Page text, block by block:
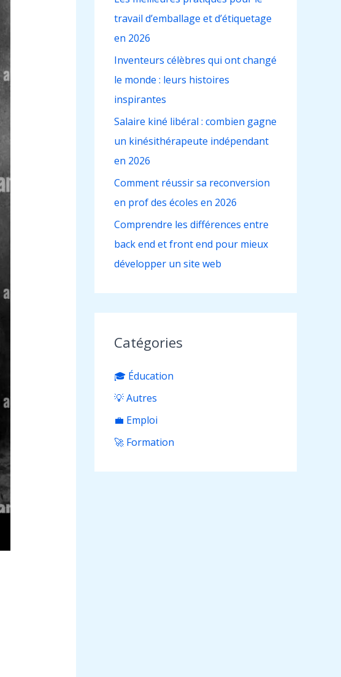
h
e
r
:
travail d’emballage et d’étiquetage
en 2026
Inventeurs célèbres qui ont changé
le monde : leurs histoires
inspirantes
Salaire kiné libéral : combien gagne
un kinésithérapeute indépendant
en 2026
Comment réussir sa reconversion
en prof des écoles en 2026
Comprendre les différences entre
back end et front end pour mieux
développer un site web
Catégories
🎓 Éducation
💡 Autres
💼 Emploi
🚀 Formation